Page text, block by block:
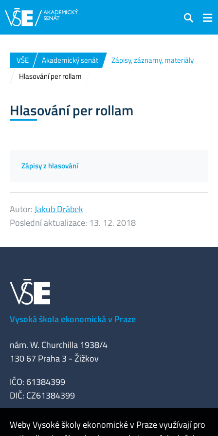
Hledat
VŠE Akademický senát
Zápisy, záznamy, materiály
Hlasování per rollam
Hlasování per rollam
Zápisy z hlasování
Autor:Jakub Drábek
Poslední aktualizace: 13. 12. 2018
Vysoká škola ekonomická v Praze
nám. W. Churchilla 1938/4
130 67 Praha 3 - Žižkov
IČO: 61384399
DIČ: CZ61384399
Weby Vysoké školy ekonomické v Praze využívají pro